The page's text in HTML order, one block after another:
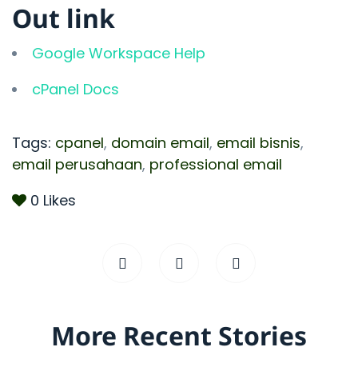
Out link
Google Workspace Help
cPanel Docs
Tags: cpanel, domain email, email bisnis,
email perusahaan, professional email
0 Likes
More Recent Stories